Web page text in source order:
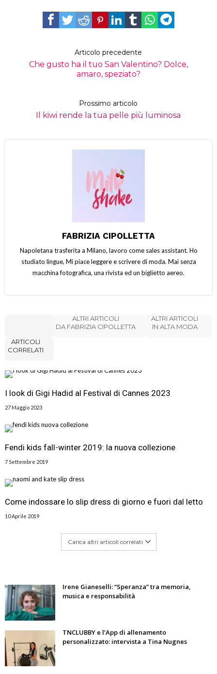
Articolo precedente
Che gusto ha il tuo San Valentino? Dolce,
amaro, speziato?
Prossimo articolo
Il kiwi rende la tua pelle più luminosa
FABRIZIA CIPOLLETTA
Napoletana trasferita a Milano, lavoro come sales assistant. Ho
studiato lingue, Mi piace leggere e scrivere di moda. Mai senza
macchina fotografica, una rivista ed un biglietto aereo.
ARTICOLI
CORRELATI
ALTRI ARTICOLI
DA FABRIZIA CIPOLLETTA
ALTRI ARTICOLI
IN ALTA MODA
I look di Gigi Hadid al Festival di Cannes 2023
27 Maggio 2023
Fendi kids fall-winter 2019: la nuova collezione
7 Settembre 2019
Come indossare lo slip dress di giorno e fuori dal letto
10 Aprile 2019
Carica altri articoli correlati
Irene Gianeselli: “Speranza” tra memoria,
musica e responsabilità
TNCLUBBY e l’App di allenamento
personalizzato: intervista a Tina Nugnes